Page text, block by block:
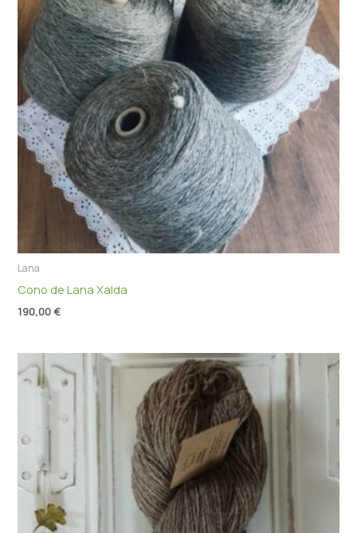
Lana
Cono de Lana Xalda
190,00 €